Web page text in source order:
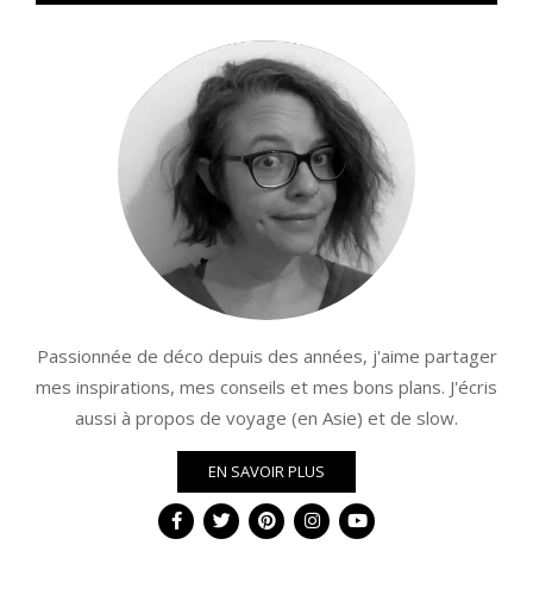
Passionnée de déco depuis des années, j'aime partager
mes inspirations, mes conseils et mes bons plans. J'écris
aussi à propos de voyage (en Asie) et de slow.
EN SAVOIR PLUS